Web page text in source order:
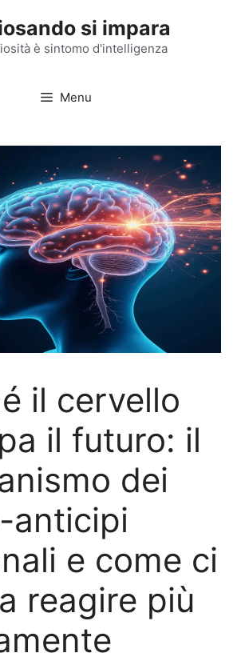
si impara
è sintomo d'intelligenza
Menu
il cervello
il futuro: il
dei
anticipi
e come ci
reagire più